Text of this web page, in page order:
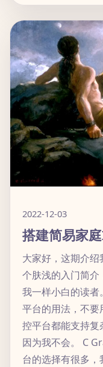
2022-12-03
搭建简易家
大家好，这期介
个肤浅的入门简
我一样小白的读
平台的用法，不
控平台都能支持
因为我不会。 C
台的选择有很多